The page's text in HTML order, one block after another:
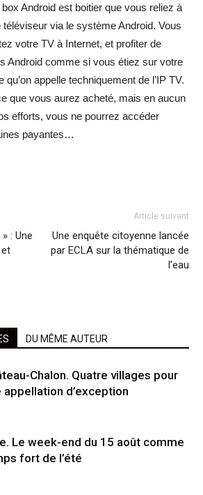
Android est boitier que vous reliez à
via le système Android. Vous
votre TV à Internet, et profiter de
Android comme si vous étiez sur votre
qu’on appelle techniquement de l’IP TV.
que vous aurez acheté, mais en aucun
efforts, vous ne pourrez accéder
payantes…
: Une
Article suivant
Une enquête citoyenne lancée
par ECLA sur la thématique de
l’eau
DU MÊME AUTEUR
Chalon. Quatre villages pour
appellation d’exception
Le week-end du 15 août comme
fort de l’été